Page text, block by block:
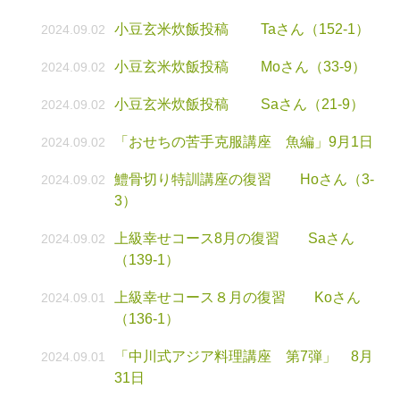
2024.09.02 小豆玄米炊飯投稿 Taさん（152-1）
2024.09.02 小豆玄米炊飯投稿 Moさん（33-9）
2024.09.02 小豆玄米炊飯投稿 Saさん（21-9）
2024.09.02 「おせちの苦手克服講座 魚編」9月1日
2024.09.02
鱧骨切り特訓講座の復習 Hoさん（3-
3）
2024.09.02
上級幸せコース8月の復習 Saさん
（139-1）
2024.09.01
上級幸せコース８月の復習 Koさん
（136-1）
2024.09.01
「中川式アジア料理講座 第7弾」 8月
31日